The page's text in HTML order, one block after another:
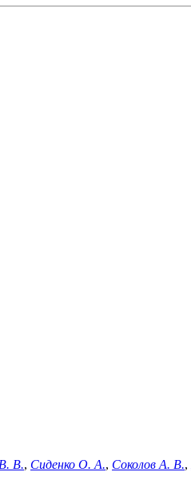
В., Сиденко О. А., Соколов А. В.,